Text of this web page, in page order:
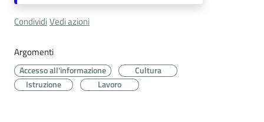
Vivere
Cava
Tirreni
CondividiVedi azioni
Argomenti
Accesso all'informazione
Cultura
Istruzione
Lavoro